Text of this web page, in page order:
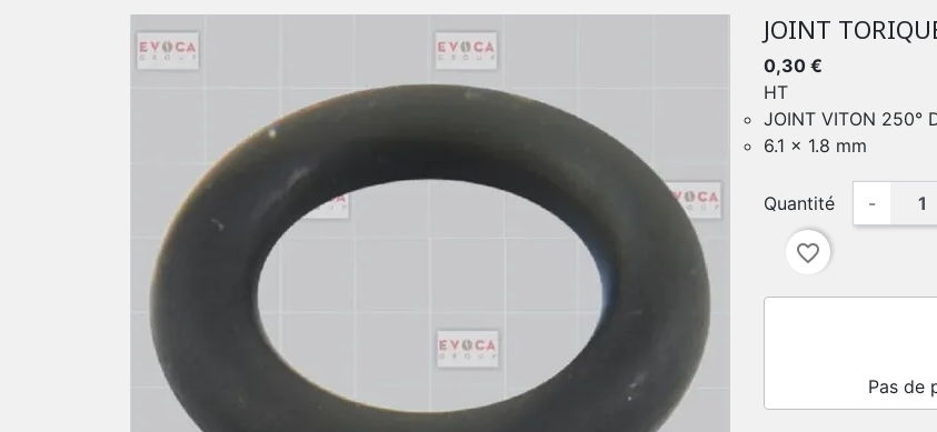
JOINT
0,30 €
HT
JOINT VITON 250°
6.1 x 1.8 mm
Quantité -
favorite_border
Pas de